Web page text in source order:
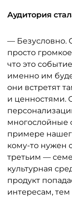
Аудитория
— Безусловно.
просто
что это
именно им
они встретят
и ценностями.
многослойные
примере
кому-то нужен
третьим —
культурная
продукт
интересам,